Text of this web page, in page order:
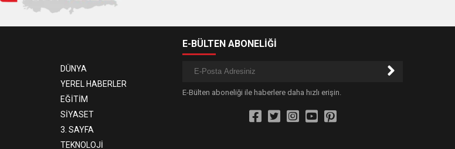
DÜNYA
YEREL HABERLER
EĞİTİM
SİYASET
3. SAYFA
TEKNOLOJİ
E-BÜLTEN ABONELİĞİ
E-Bülten aboneliği ile haberlere daha hızlı erişin.